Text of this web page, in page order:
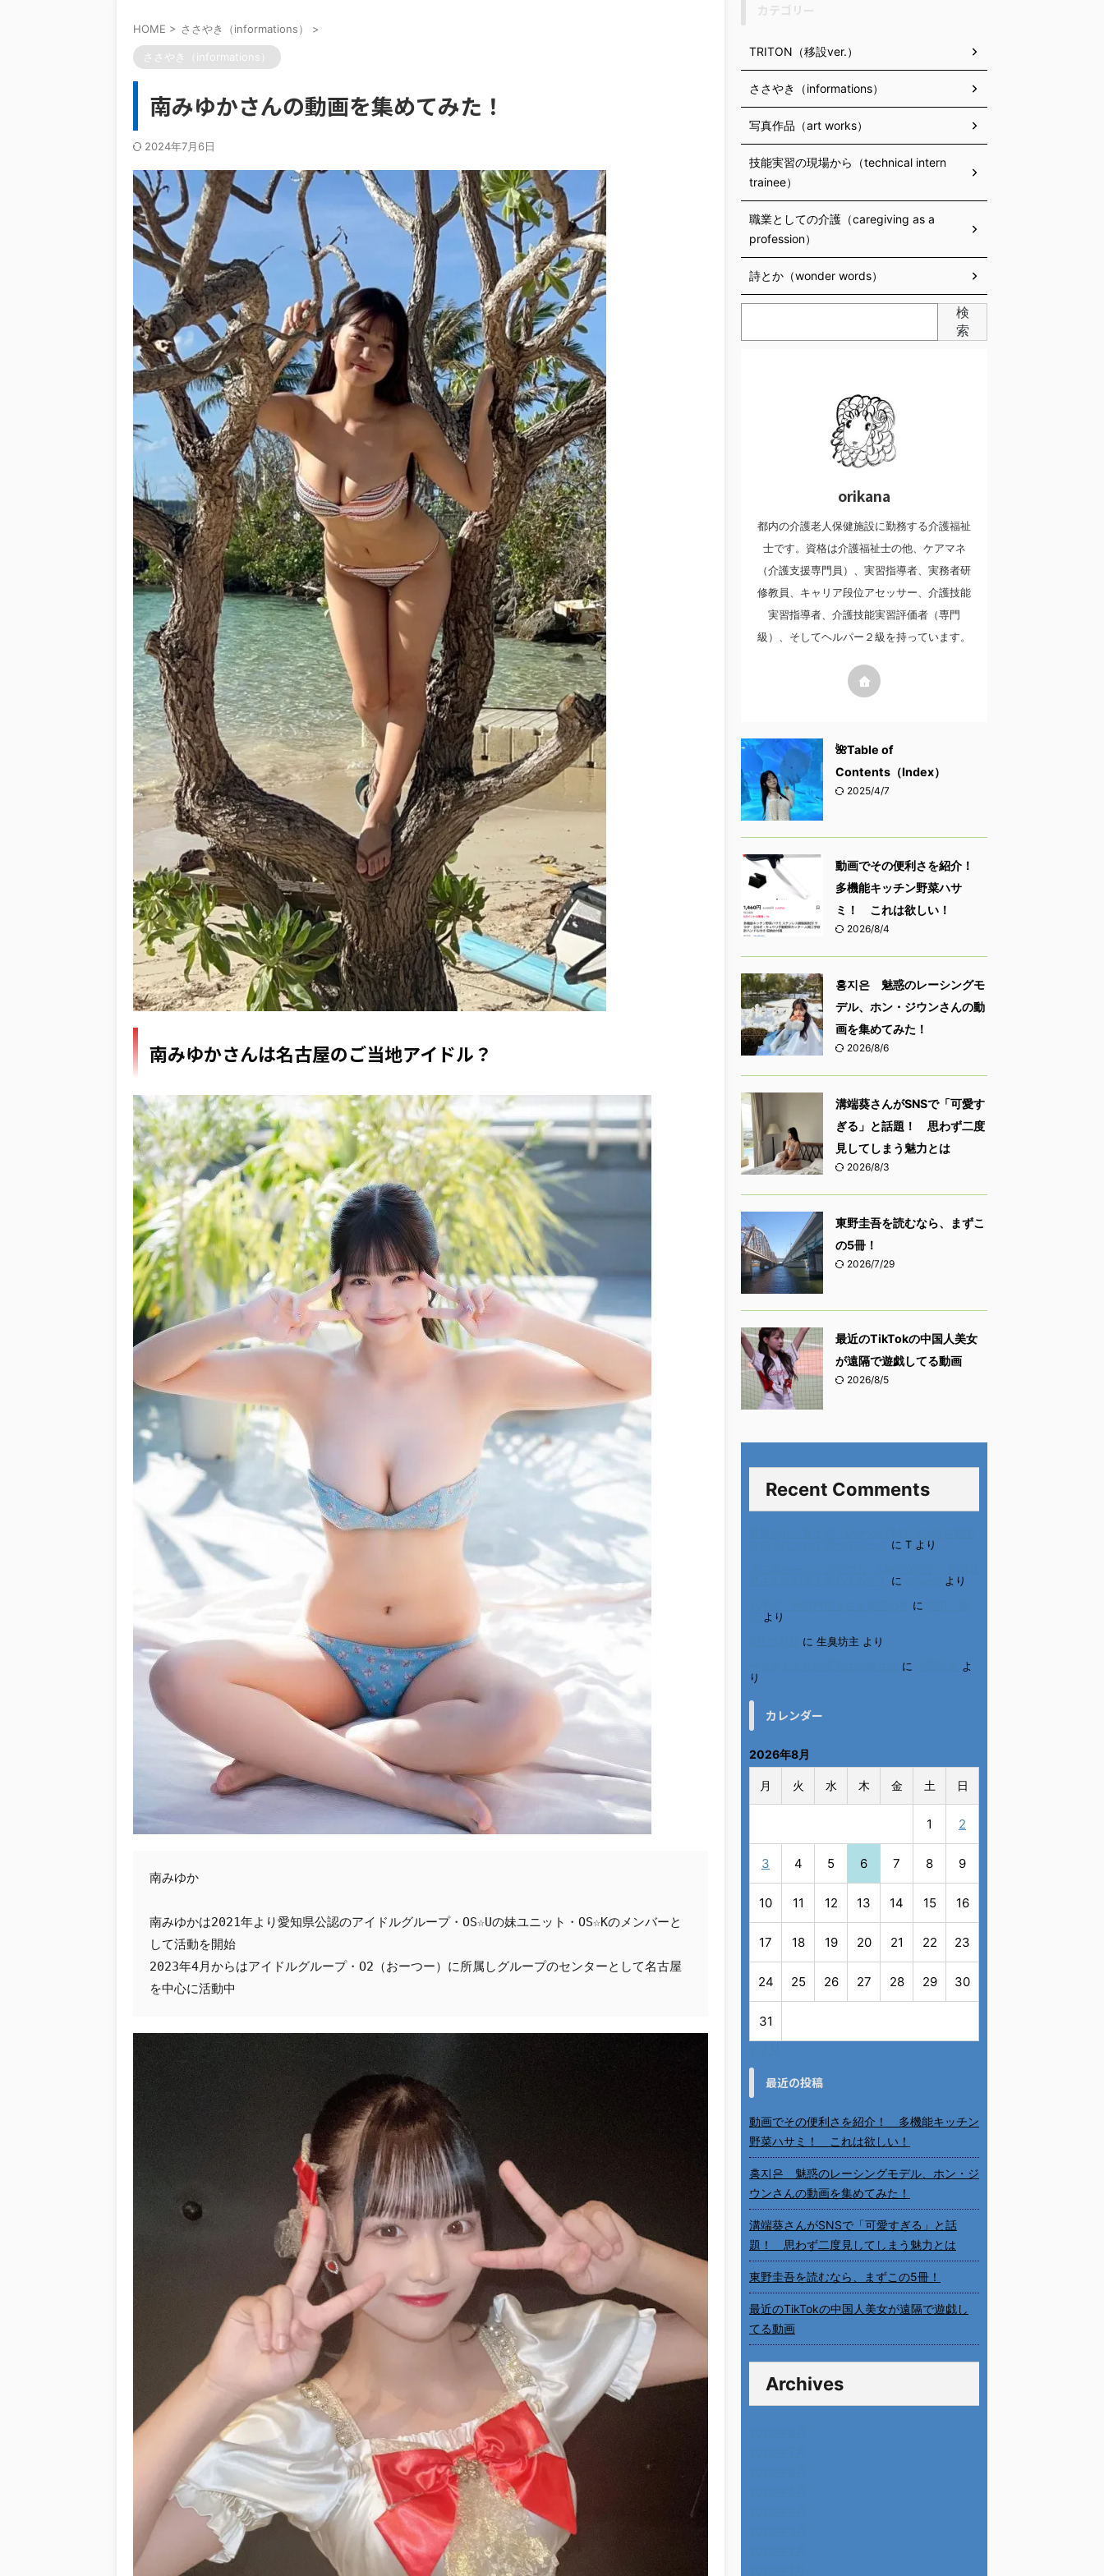
HOME > ささやき（informations） >
ささやき（informations）
南みゆかさんの動画を集めてみた！
2024年7月6日
南みゆかさんは名古屋のご当地アイドル？
南みゆか
南みゆかは2021年より愛知県公認のアイドルグループ・OS☆Uの妹ユニット・OS☆Kのメンバーと
して活動を開始
2023年4月からはアイドルグループ・O2（おーつー）に所属しグループのセンターとして名古屋
を中心に活動中
TRITON（移設ver.）
ささやき（informations）
写真作品（art works）
技能実習の現場から（technical intern
trainee）
職業としての介護（caregiving as a
profession）
詩とか（wonder words）
検
索
orikana
都内の介護老人保健施設に勤務する介護福祉
士です。資格は介護福祉士の他、ケアマネ
（介護支援専門員）、実習指導者、実務者研
修教員、キャリア段位アセッサー、介護技能
実習指導者、介護技能実習評価者（専門
級）、そしてヘルパー２級を持っています。
🌺Table of
Contents（Index）
2025/4/7
動画でその便利さを紹介！
多機能キッチン野菜ハサ
ミ！ これは欲しい！
2026/8/4
홍지은 魅惑のレーシングモ
デル、ホン・ジウンさんの動
画を集めてみた！
2026/8/6
溝端葵さんがSNSで「可愛す
ぎる」と話題！ 思わず二度
見してしまう魅力とは
2026/8/3
東野圭吾を読むなら、まずこ
の5冊！
2026/7/29
最近のTikTokの中国人美女
が遠隔で遊戯してる動画
2026/8/5
Recent Comments
に T より
に
より
に
より
に 生臭坊主 より
に
よ
り
カレンダー
2026年8月
月 火 水 木 金 土 日
1 2
3 4 5 6 7 8 9
10 11 12 13 14 15 16
17 18 19 20 21 22 23
24 25 26 27 28 29 30
31
最近の投稿
動画でその便利さを紹介！ 多機能キッチン
野菜ハサミ！ これは欲しい！
홍지은 魅惑のレーシングモデル、ホン・ジ
ウンさんの動画を集めてみた！
溝端葵さんがSNSで「可愛すぎる」と話
題！ 思わず二度見してしまう魅力とは
東野圭吾を読むなら、まずこの5冊！
最近のTikTokの中国人美女が遠隔で遊戯し
てる動画
Archives